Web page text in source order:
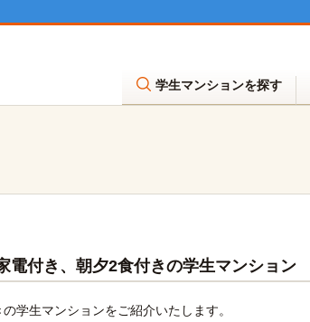
学生マンションを探す
電付き、朝夕2食付きの学生マンション
学生マンションをご紹介いたします。